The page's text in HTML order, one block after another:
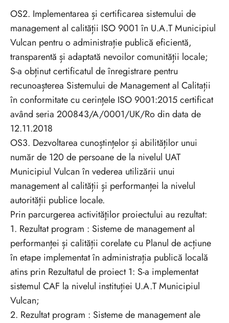
OS2. Implementarea și certificarea sistemului de
management al calității ISO 9001 în U.A.T Municipiul
Vulcan pentru o administrație publică eficientă,
transparentă și adaptată nevoilor comunității locale;
S-a obținut certificatul de înregistrare pentru
recunoașterea Sistemului de Management al Calitații
în conformitate cu cerințele ISO 9001:2015 certificat
având seria 200843/A/0001/UK/Ro din data de
12.11.2018
OS3. Dezvoltarea cunoștințelor și abilităților unui
număr de 120 de persoane de la nivelul UAT
Municipiul Vulcan în vederea utilizării unui
management al calității și performanței la nivelul
autorității publice locale.
Prin parcurgerea activităţilor proiectului au rezultat:
1. Rezultat program : Sisteme de management al
performanței și calității corelate cu Planul de acțiune
în etape implementat în administrația publică locală
atins prin Rezultatul de proiect 1: S-a implementat
sistemul CAF la nivelul instituției U.A.T Municipiul
Vulcan;
2. Rezultat program : Sisteme de management ale